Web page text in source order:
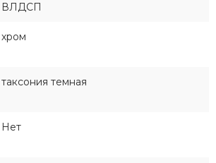
ВЛДСП
хром
таксония темная
Нет